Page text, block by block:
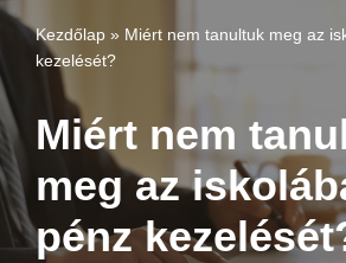
Kezdőlap » Miért nem tanultuk meg az
kezelését?
Miért nem
meg az
pénz